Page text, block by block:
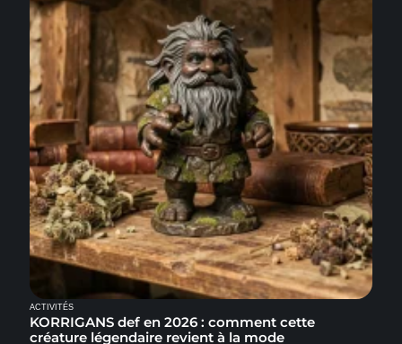
ACTIVITÉS
KORRIGANS def en 2026 : comment cette
créature légendaire revient à la mode